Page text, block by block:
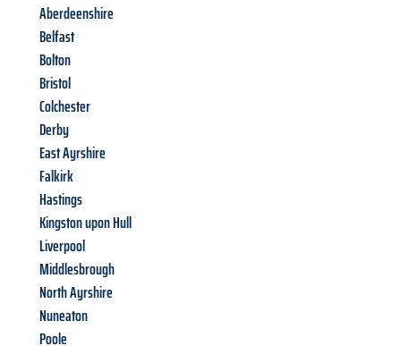
Aberdeenshire
Belfast
Bolton
Bristol
Colchester
Derby
East Ayrshire
Falkirk
Hastings
Kingston upon Hull
Liverpool
Middlesbrough
North Ayrshire
Nuneaton
Poole